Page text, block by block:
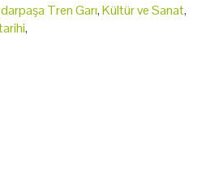
Tren Garı,Kültür ve Sanat,
,